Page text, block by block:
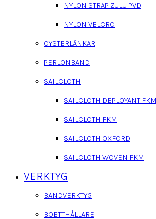
NYLON STRAP ZULU PVD
NYLON VELCRO
OYSTERLÄNKAR
PERLONBAND
SAILCLOTH
SAILCLOTH DEPLOYANT FKM
SAILCLOTH FKM
SAILCLOTH OXFORD
SAILCLOTH WOVEN FKM
VERKTYG
BANDVERKTYG
BOETTHÅLLARE